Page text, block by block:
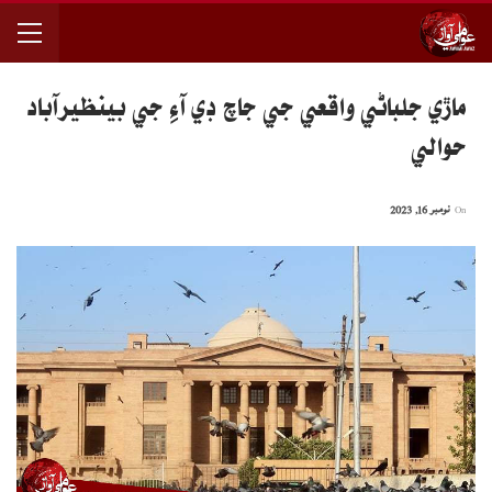
ماڙي جلباڻي واقعي جي جاچ ڊي آءِ جي بينظيرآباد
حوالي